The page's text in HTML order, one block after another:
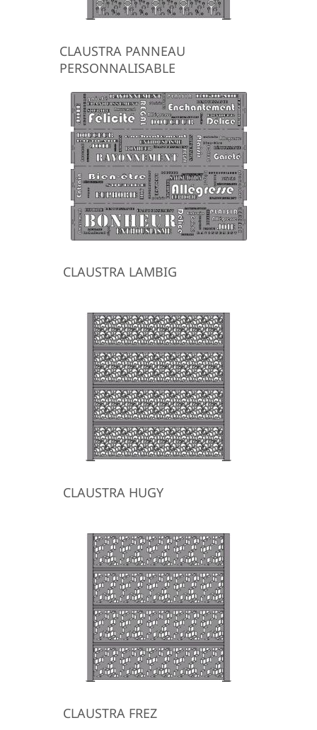
CLAUSTRA PANNEAU
PERSONNALISABLE
CLAUSTRA LAMBIG
CLAUSTRA HUGY
CLAUSTRA FREZ